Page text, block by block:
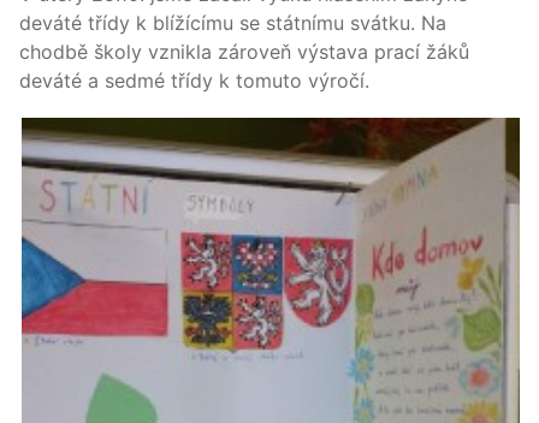
deváté třídy k blížícímu se státnímu svátku. Na
chodbě školy vznikla zároveň výstava prací žáků
deváté a sedmé třídy k tomuto výročí.